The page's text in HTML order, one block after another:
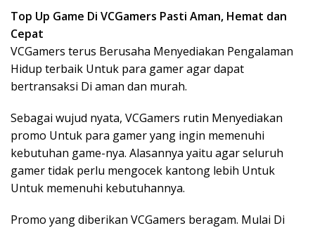
Top Up Game Di VCGamers Pasti Aman, Hemat dan
Cepat
VCGamers terus Berusaha Menyediakan Pengalaman
Hidup terbaik Untuk para gamer agar dapat
bertransaksi Di aman dan murah.
Sebagai wujud nyata, VCGamers rutin Menyediakan
promo Untuk para gamer yang ingin memenuhi
kebutuhan game-nya. Alasannya yaitu agar seluruh
gamer tidak perlu mengocek kantong lebih Untuk
Untuk memenuhi kebutuhannya.
Promo yang diberikan VCGamers beragam. Mulai Di